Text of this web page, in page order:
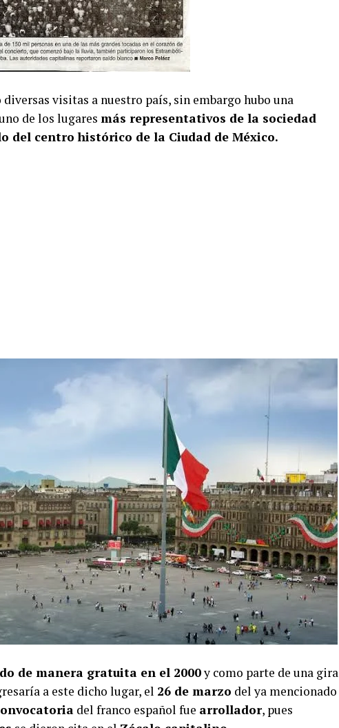
diversas visitas a nuestro país, sin embargo hubo una
de los lugares más representativos de la sociedad
del centro histórico de la Ciudad de México.
de manera gratuita en el 2000y como parte de una gira
a este dicho lugar, el 26 de marzo del ya mencionado
del franco español fue arrollador, pues